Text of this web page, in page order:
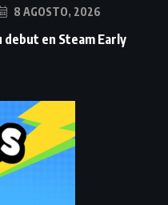
8 AGOSTO, 2026
debut en Steam Early